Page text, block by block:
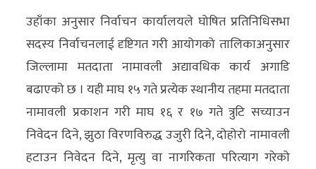
राशिफल
फोटो
ग्यालरी
भिडियो
उहाँका अनुसार निर्वाचन कार्यालयले घोषित प्रतिनिधिसभा
सदस्य निर्वाचनलाई दृष्टिगत गरी आयोगको तालिकाअनुसार
जिल्लामा मतदाता नामावली अद्यावधिक कार्य अगाडि
बढाएको छ । यही माघ १५ गते प्रत्येक स्थानीय तहमा मतदाता
नामावली प्रकाशन गरी माघ १६ र १७ गते त्रुटि सच्याउन
निवेदन दिने, झुठा विरणविरुद्ध उजुरी दिने, दोहोरो नामावली
हटाउन निवेदन दिने, मृत्यु वा नागरिकता परित्याग गरेको